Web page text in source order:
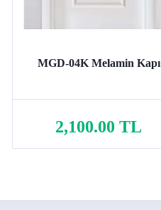
MGD-04K Melamin Kapı
2,100.00 TL
Sepete Ekle